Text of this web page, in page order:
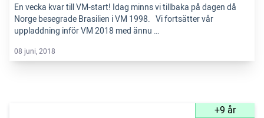
En vecka kvar till VM-start! Idag minns vi tillbaka på dagen då
Norge besegrade Brasilien i VM 1998. Vi fortsätter vår
uppladdning inför VM 2018 med ännu …
08 juni, 2018
+9 år